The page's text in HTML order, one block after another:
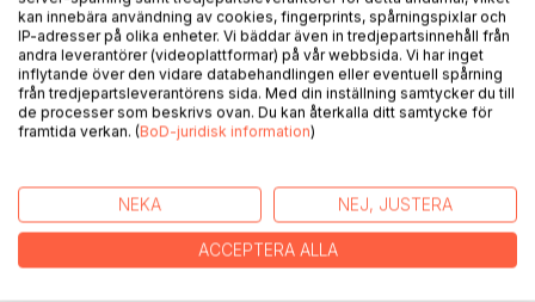
BESKRIVNING
annars bara skymtar förbi i vår vardag. Personer som vi inte
vet namnet på. Korta möten, ögonblicksbilder, bagateller.
Författaren tillåter sig att fantisera om de tankar och känslor
som dessa människor skulle kunna tänka och skulle kunna
kan innebära användning av cookies, fingerprints, spårningspixlar och
IP-adresser på olika enheter. Vi bäddar även in tredjepartsinnehåll från
andra leverantörer (videoplattformar) på vår webbsida. Vi har inget
inflytande över den vidare databehandlingen eller eventuell spårning
från tredjepartsleverantörens sida. Med din inställning samtycker du till
de processer som beskrivs ovan. Du kan återkalla ditt samtycke för
framtida verkan. (BoD-juridisk information)
NEKA NEJ, JUSTERA
ACCEPTERA ALLA